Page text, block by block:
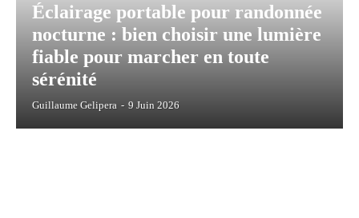
Éclairage portable pour randonnée
nocturne : bien choisir une lumière
fiable pour marcher en toute
sérénité
Guillaume Gelipera - 9 Juin 2026